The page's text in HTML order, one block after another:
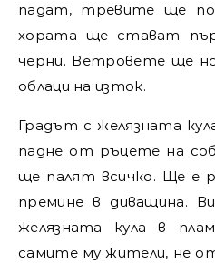
падат, тревите ще
хората ще стават
черни. Ветровете ще
облаци на изток.
Градът с желязната
падне от ръцете на
ще палят всичко. Ще е
премине в диващина.
желязната кула в
самите му жители, не